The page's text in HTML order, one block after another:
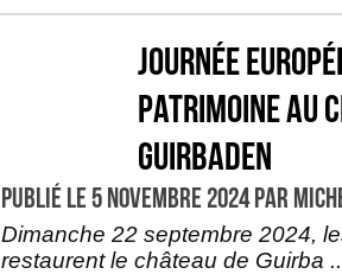
Journée
Patrimoine au
Guirbaden
PUBLIÉ LE 5 NOVEMBRE 2024 PAR
Dimanche 22 septembre 2024,
restaurent le château de Guirba